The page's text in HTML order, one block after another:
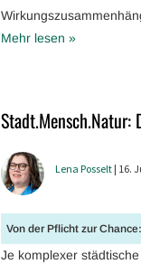
Mehr lesen »
Stadt.Mensch.Natur:
Lena Posselt | 16.
Von der Pflicht zur
Je komplexer